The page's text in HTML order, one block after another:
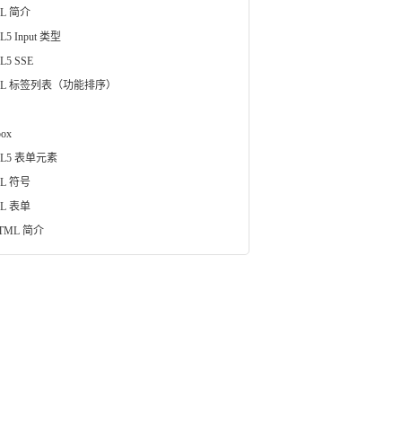
简介
Input 类型
SSE
标签列表（功能排序）
表单元素
符号
表单
简介